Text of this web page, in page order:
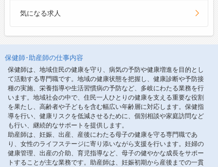
気になる求人
保健師･助産師の仕事内容
保健師は、地域住民の健康を守り、病気の予防や健康増進を目的とし
て活動する専門職です。地域の健康状態を把握し、健康診断や予防接
種の実施、栄養指導や生活習慣病の予防など、多岐にわたる業務を行
います。地域社会の中で、住民一人ひとりの健康を支える重要な役割
を果たし、高齢者や子どもを含む幅広い年齢層に対応します。保健指
導を行い、健康リスクを低減させるために、個別相談や家庭訪問など
も行い、継続的なサポートを提供します。
助産師は、妊娠、出産、産後にわたる母子の健康を守る専門職であ
り、女性のライフステージに寄り添いながら支援を行います。妊婦の
健康管理、出産の介助、育児指導など、母子の健やかな成長をサポー
トすることが主な業務です。助産師は、妊娠初期から産後までの一貫